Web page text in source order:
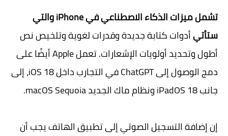
تشمل ميزات الذكاء الاصطناعي في iPhone والتي
ستأتيأدوات كتابة جديدة وقدرات لغوية وتلخيص نص
أطول وتحديد أولويات الإشعارات. تعمل Apple أيضًا على
دمج الوصول إلى ChatGPT في التجارب داخل iOS 18، إلى
جانب iPadOS 18 ونظام ماك الجديد macOS Sequoia.
إن إضافة التسجيل الصوتي إلى تطبيق الهاتف يجب أن